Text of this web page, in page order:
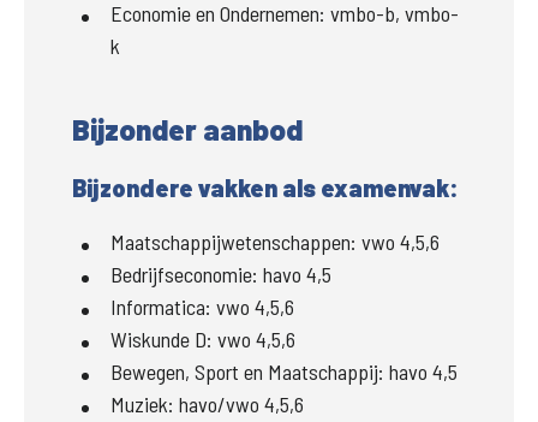
Economie en Ondernemen: vmbo-b, vmbo-
k
Bijzonder aanbod
Bijzondere vakken als examenvak:
Maatschappijwetenschappen: vwo 4,5,6
Bedrijfseconomie: havo 4,5
Informatica: vwo 4,5,6
Wiskunde D: vwo 4,5,6
Bewegen, Sport en Maatschappij: havo 4,5
Muziek: havo/vwo 4,5,6